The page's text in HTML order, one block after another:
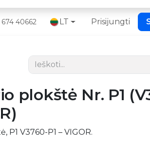
40662 LT Prisijungti
plokštė Nr. P1
P1 V3760-P1 – VIGOR.